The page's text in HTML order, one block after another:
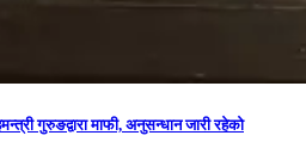
गुरुङद्वारा माफी, अनुसन्धान जारी रहेको